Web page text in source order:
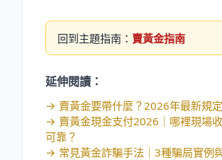
回到主題指南： 賣黃金指南
延伸閱讀：
→ 賣黃金要帶什麼？2026年最新規
→ 賣黃金現金支付2026｜哪裡現場
可靠？
→ 常見黃金詐騙手法｜3種騙局實例